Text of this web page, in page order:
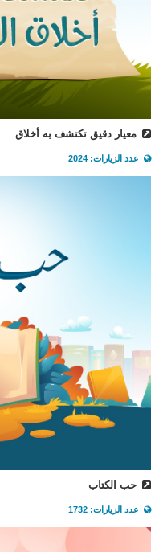
معيار دقيق تكتشف به أخلاق
عدد الزيارات: 2024
حب الكتاب
عدد الزيارات: 1732